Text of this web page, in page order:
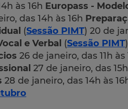
às 16h Europass -
das 14h às 16h
(Sessão PIMT) 20 de
e Verbal (Sessão PIMT
26 de janeiro, das 11h às
27 de janeiro, das
28 de janeiro, das 14h às